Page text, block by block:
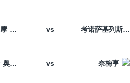
萨格勒布迪纳摩
vs 考诺萨基列斯
奥林匹亚科斯 vs 奈梅亨